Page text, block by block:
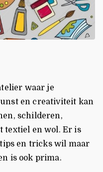
waar je
en creativiteit kan
schilderen,
textiel en wol. Er is
en tricks wil maar
is ook prima.